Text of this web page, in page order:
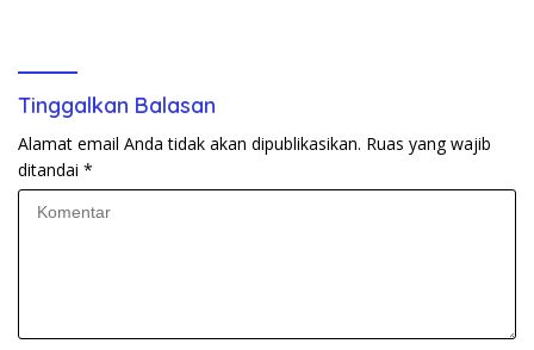
Tinggalkan Balasan
Alamat email Anda tidak akan dipublikasikan. Ruas yang wajib
ditandai *